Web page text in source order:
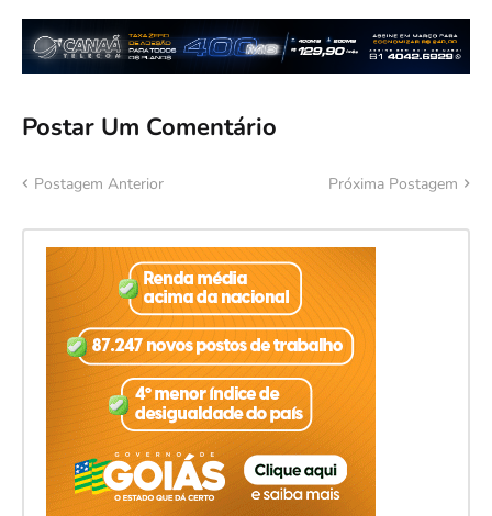
Postar Um Comentário
Postagem Anterior Próxima Postagem